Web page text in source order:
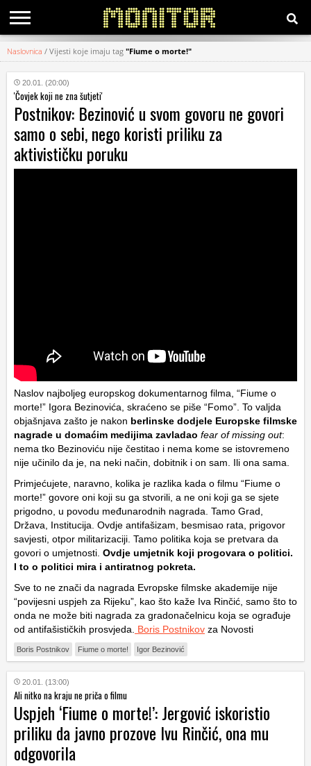
KATEGORIJE
HRVATSKI
WEB
Naslovnica / Vijesti koje imaju tag "Fiume o morte!"
20.01. (20:00)
'Čovjek koji ne zna šutjeti'
Postnikov: Bezinović u svom govoru ne govori
samo o sebi, nego koristi priliku za
aktivističku poruku
Naslov najboljeg europskog dokumentarnog filma, “Fiume o
morte!” Igora Bezinovića , skraćeno se piše “Fomo”. To valjda
objašnjava zašto je nakon berlinske dodjele Europske filmske
nagrade u domaćim medijima zavladao fear of missing out:
nema tko Bezinoviću nije čestitao i nema kome se istovremeno
nije učinilo da je, na neki način, dobitnik i on sam. Ili ona sama.
Primjećujete, naravno, kolika je razlika kada o filmu “Fiume o
morte!” govore oni koji su ga stvorili, a ne oni koji ga se sjete
prigodno, u povodu međunarodnih nagrada. Tamo Grad,
Država, Institucija. Ovdje antifašizam, besmisao rata, prigovor
savjesti, otpor militarizaciji. Tamo politika koja se pretvara da
govori o umjetnosti. Ovdje umjetnik koji progovara o politici.
I to o politici mira i antiratnog pokreta.
Sve to ne znači da nagrada Evropske filmske akademije nije
“povijesni uspjeh za Rijeku”, kao što kaže Iva Rinčić, samo što to
onda ne može biti nagrada za gradonačelnicu koja se ograđuje
od antifašističkih prosvjeda.
Boris Postnikov za Novosti
Boris Postnikov Fiume o morte! Igor Bezinović
20.01. (13:00)
Ali nitko na kraju ne priča o filmu
Uspjeh ‘Fiume o morte!’: Jergović iskoristio
priliku da javno prozove Ivu Rinčić, ona mu
odgovorila